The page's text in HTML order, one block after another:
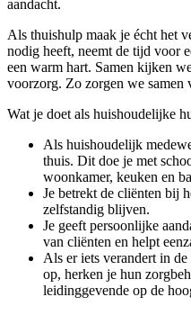
aandacht.
Als thuishulp maak je écht het
nodig heeft, neemt de tijd voor
een warm hart. Samen kijken
voorzorg. Zo zorgen we samen
Wat je doet als huishoudelijke
Als huishoudelijk
thuis. Dit doe je met
woonkamer, keuken en
Je betrekt de cliënten bij
zelfstandig blijven.
Je geeft persoonlijke
van cliënten en helpt
Als er iets verandert in
op, herken je hun
leidinggevende op de